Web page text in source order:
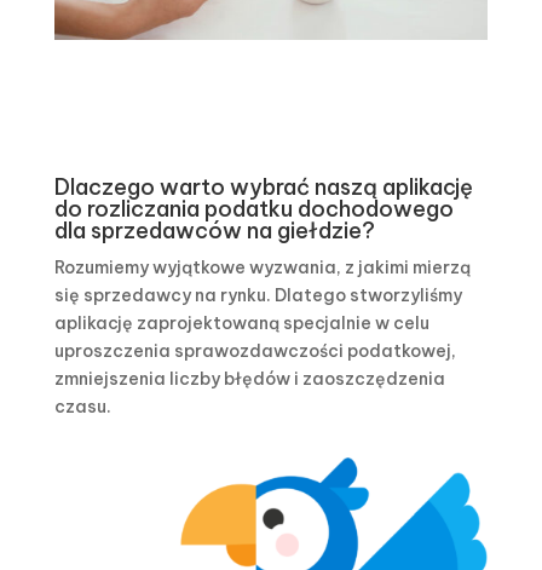
Dlaczego warto wybrać naszą aplikację
do rozliczania podatku dochodowego
dla sprzedawców na giełdzie?
Rozumiemy wyjątkowe wyzwania, z jakimi mierzą
się sprzedawcy na rynku. Dlatego stworzyliśmy
aplikację zaprojektowaną specjalnie w celu
uproszczenia sprawozdawczości podatkowej,
zmniejszenia liczby błędów i zaoszczędzenia
czasu.